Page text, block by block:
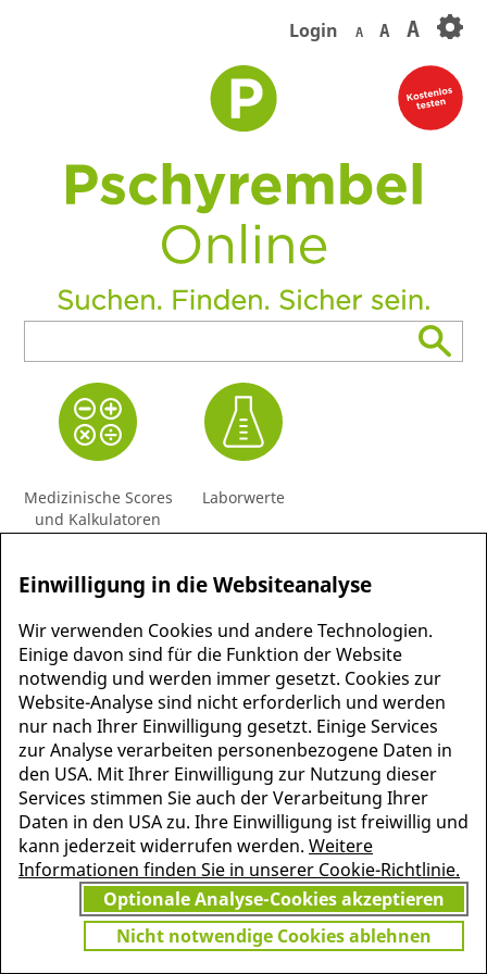
Login A A A
Medizinische Scores
und Kalkulatoren
Laborwerte
Krankheiten
systematisch
Fachgebiete
Herold 2026
Innere Medizin
nicht freigeschaltet
Zuletzt aktualisiert:
Rauschmittelintoxikation Reanimation
Mehr Infos
Einwilligung in die Websiteanalyse
Wir verwenden Cookies und andere Technologien.
Einige davon sind für die Funktion der Website
notwendig und werden immer gesetzt. Cookies zur
Website-Analyse sind nicht erforderlich und werden
nur nach Ihrer Einwilligung gesetzt. Einige Services
zur Analyse verarbeiten personenbezogene Daten in
den USA. Mit Ihrer Einwilligung zur Nutzung dieser
Services stimmen Sie auch der Verarbeitung Ihrer
Daten in den USA zu. Ihre Einwilligung ist freiwillig und
kann jederzeit widerrufen werden. Weitere
Informationen finden Sie in unserer Cookie-Richtlinie.
Optionale Analyse-Cookies akzeptieren
Nicht notwendige Cookies ablehnen